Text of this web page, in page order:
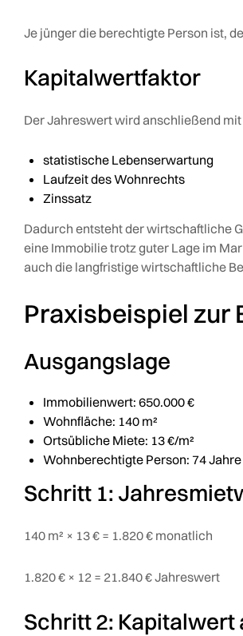
Je jünger die berechtigte Person ist,
Kapitalwertfaktor
Der Jahreswert wird anschließend
statistische Lebenserwartung
Laufzeit des Wohnrechts
Zinssatz
Dadurch entsteht der wirtschaftliche
eine Immobilie trotz guter Lage im
auch die langfristige wirtschaftliche
Praxisbeispiel zur
Ausgangslage
Immobilienwert: 650.000 €
Wohnfläche: 140 m²
Ortsübliche Miete: 13 €/m²
Wohnberechtigte Person: 74
Schritt 1:
140 m² × 13 € = 1.820 € monatlich
1.820 € × 12 = 21.840 € Jahreswert
Schritt 2: Kapitalwert